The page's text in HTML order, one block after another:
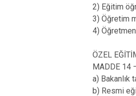
2) Eğitim
3) Öğretim
4)
ÖZEL
MADDE 14
a) Bakanlık
b) Resmi